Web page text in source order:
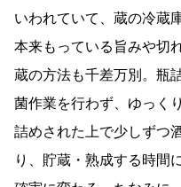
いわれていて、蔵の冷蔵
本来もっている旨みや切
蔵の方法も千差万別。瓶
菌作業を行わず、ゆっく
詰めされた上で少しずつ
り、貯蔵・熟成する時間